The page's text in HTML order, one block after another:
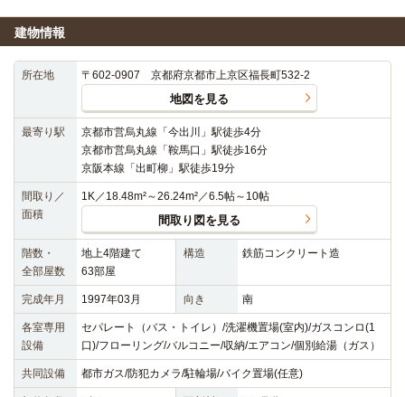
建物情報
所在地 〒602-0907 京都府京都市上京区福長町532-2
地図を見る
最寄り駅
京都市営烏丸線「今出川」駅徒歩4分
京都市営烏丸線「鞍馬口」駅徒歩16分
京阪本線「出町柳」駅徒歩19分
間取り／
面積
1K／18.48m²～26.24m²／6.5帖～10帖
間取り図を見る
階数・
全部屋数
地上4階建て
63部屋
構造 鉄筋コンクリート造
完成年月 1997年03月 向き 南
各室専用
設備
セパレート（バス・トイレ）/洗濯機置場(室内)/ガスコンロ(1
口)/フローリング/バルコニー/収納/エアコン/個別給湯（ガス）
共同設備 都市ガス/防犯カメラ/駐輪場/バイク置場(任意)